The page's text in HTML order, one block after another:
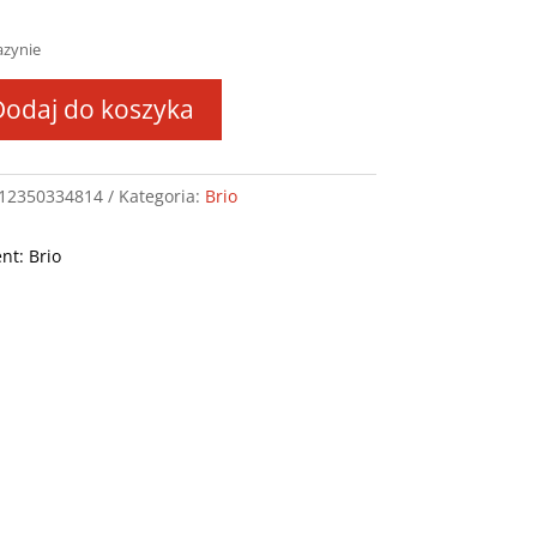
do koszyka
Kategoria: Brio
Brio